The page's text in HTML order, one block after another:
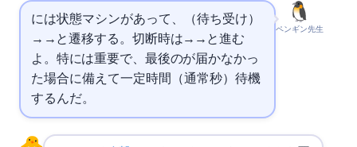
ペンギン先生
には状態マシンがあって、LISTEN（待ち受け）
→SYN_RECEIVED→ESTABLISHEDと遷移する。切断時はFIN_WAIT_1→FIN_WAIT_2→TIME_WAITと進む
よ。特にTIME_WAITは重要で、最後のACKが届かなかっ
た場合に備えて一定時間（通常60秒）待機
するんだ。